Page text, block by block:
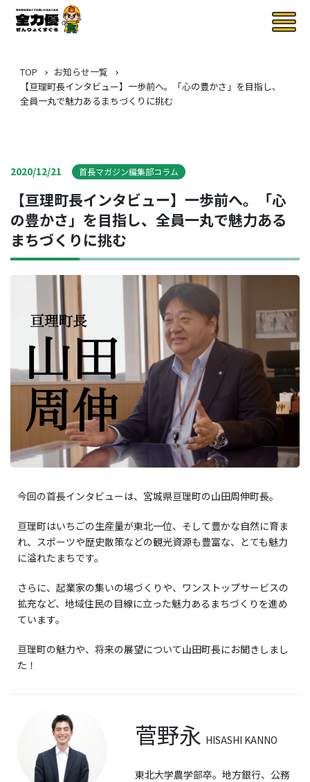
TOP
お知らせ一覧
【亘理町長インタビュー】一歩前へ。「心の豊かさ」を目指し、
全員一丸で魅力あるまちづくりに挑む
2020/12/21 首長マガジン編集部コラム
【亘理町長インタビュー】一歩前へ。「心
の豊かさ」を目指し、全員一丸で魅力ある
まちづくりに挑む
今回の首長インタビューは、宮城県亘理町の山田周伸町長。
亘理町はいちごの生産量が東北一位、そして豊かな自然に育ま
れ、スポーツや歴史散策などの観光資源も豊富な、とても魅力
に溢れたまちです。
さらに、起業家の集いの場づくりや、ワンストップサービスの
拡充など、地域住民の目線に立った魅力あるまちづくりを進め
ています。
亘理町の魅力や、将来の展望について山田町長にお聞きしまし
た！
菅野永 HISASHI KANNO
東北大学農学部卒。地方銀行、公務